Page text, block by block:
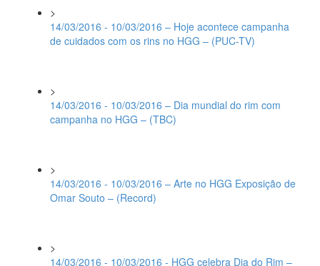
>
14/03/2016 - 10/03/2016 – Hoje acontece campanha
de cuidados com os rins no HGG – (PUC-TV)
>
14/03/2016 - 10/03/2016 – Dia mundial do rim com
campanha no HGG – (TBC)
>
14/03/2016 - 10/03/2016 – Arte no HGG Exposição de
Omar Souto – (Record)
>
14/03/2016 - 10/03/2016 - HGG celebra Dia do Rim –